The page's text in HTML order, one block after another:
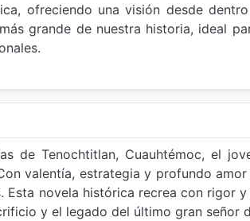
ofreciendo una visión desde
grande de nuestra historia, ideal
de Tenochtitlan, Cuauhtémoc, el
valentía, estrategia y profundo
Esta novela histórica recrea con rigor
y el legado del último gran señor